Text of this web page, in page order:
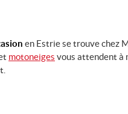
en Estrie se trouve chez
motoneiges vous attendent à